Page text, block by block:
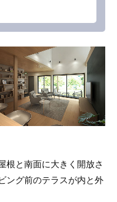
根と南面に大きく開放さ
ング前のテラスが内と外